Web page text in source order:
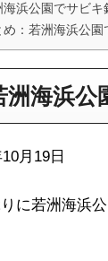
海浜公園でサビキ
め：若洲海浜公
洲海浜公
月19日
に若洲海浜